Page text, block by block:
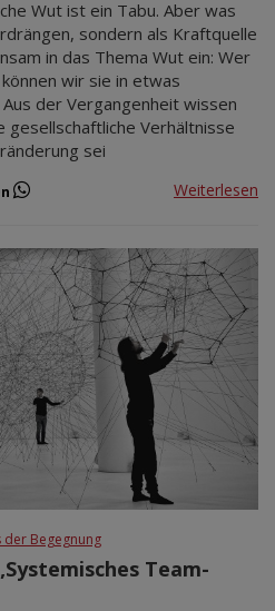
Wut ist ein Tabu. Aber was
sondern als Kraftquelle
in das Thema Wut ein: Wer
wir sie in etwas
der Vergangenheit wissen
gesellschaftliche Verhältnisse
sei
Weiterlesen
der Begegnung
Team-